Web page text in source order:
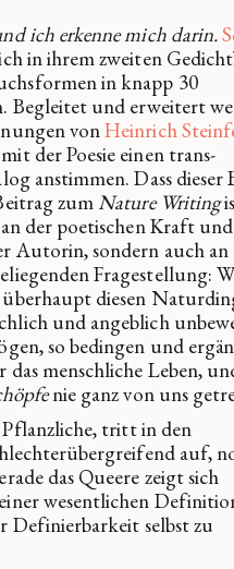
ich erkenne mich darin.
in ihrem zweiten
in knapp 30
Begleitet und erweitert
vonHeinrich
der Poesie einen trans-
anstimmen. Dass dieser
zum Nature Writing
der poetischen Kraft und
Autorin, sondern auch an
Fragestellung:
diesen
und angeblich
so bedingen und
das menschliche Leben,
nie ganz von uns
tritt in den
auf,
das Queere zeigt sich
wesentlichen
Definierbarkeit selbst zu